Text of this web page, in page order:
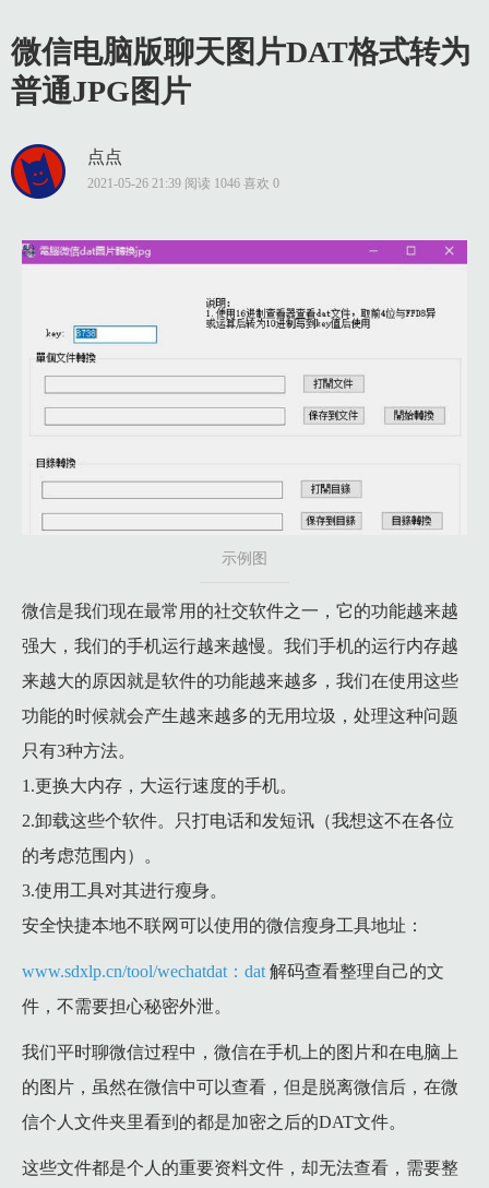
微信电脑版聊天图片DAT格式转为
普通JPG图片
点点
2021-05-26 21:39 阅读 1046 喜欢 0
示例图
微信是我们现在最常用的社交软件之一，它的功能越来越
强大，我们的手机运行越来越慢。我们手机的运行内存越
来越大的原因就是软件的功能越来越多，我们在使用这些
功能的时候就会产生越来越多的无用垃圾，处理这种问题
只有3种方法。
1.更换大内存，大运行速度的手机。
2.卸载这些个软件。只打电话和发短讯（我想这不在各位
的考虑范围内）。
3.使用工具对其进行瘦身。
安全快捷本地不联网可以使用的微信瘦身工具地址：
www.sdxlp.cn/tool/wechatdat：dat 解码查看整理自己的文
件，不需要担心秘密外泄。
我们平时聊微信过程中，微信在手机上的图片和在电脑上
的图片，虽然在微信中可以查看，但是脱离微信后，在微
信个人文件夹里看到的都是加密之后的DAT文件。
这些文件都是个人的重要资料文件，却无法查看，需要整